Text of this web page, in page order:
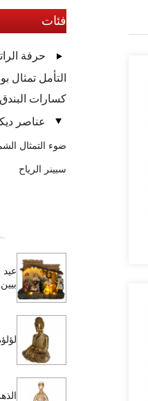
فئات
حرفة
التأمل تمثال
كسارات البندق
عناصر
ضوء التمثال
سبينر الرياح
عيد